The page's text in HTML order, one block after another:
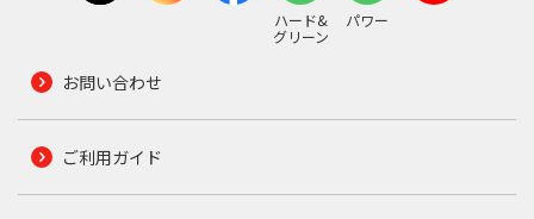
ハード&
グリーン
パワー
お問い合わせ
ご利用ガイド